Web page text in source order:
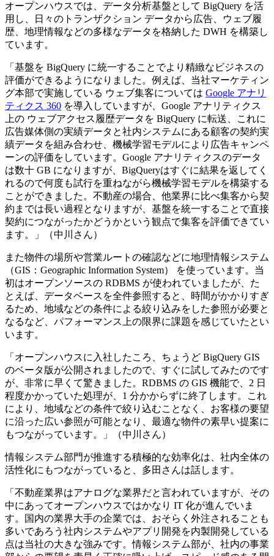
オープンハウスでは、データ分析基盤として BigQuery を活
用し、日々のトランザクション データから広告、ウェブ履
歴、地理情報などの多様なデータを格納した DWH を構築し
ています。
「基盤を BigQuery に統一することでより精緻なビジネスの
評価ができるようになりました。例えば、当社マーケティン
グ本部で実施している ウェブ集客については Google アナリ
ティクス 360 を導入していますが、Google アナリティクス
上の ウェブアクセス履歴データを BigQuery に転送、これに
広告媒体側の実績データと社内システムにある顧客の契約実
績データを組み合わせ、機械学習モデルにより広告キャンペ
ーンの評価をしています。Google アナリティクスのデータ
は数十 GB になりますが、BigQueryはすぐに結果を返してく
れるので何度も試行を重ねながら機械学習モデルを構築する
ことができました。不動産の場合、他業界に比べ集客から契
約までは長い過程となりますが、基盤を統一することで直接
契約につながったかどうかという観点で集客を評価できてい
ます。」（中川さん）
また物件の場所や営業ルートの確認などに地理情報システム
（GIS：Geographic Information System） を使っています。当
初はオープンソースの RDBMS が使われていましたが、た
とえば、データベースを全件参照すると、時間がかかりすぎ
るため、地域などの条件による絞り込みをした参照が必要と
なるなど、パフォーマンス上の限界に課題を感じていたとい
います。
「オープンハウスに入社したころ、ちょうど BigQuery GIS
のベータ版が公開されましたので、すぐに試してみたのです
が、非常に早くて驚きました。RDBMS の GIS 機能で、2 日
程度かかっていた処理が、1 分かからずに終了します。これ
により、地域などの条件で絞り込むことなく、お客様の要望
に沿った広い参照が可能となり、最適な物件の素早い提案に
もつながっています。」（中川さん）
情報システム部門が推進する積極的な効率化は、社内全体の
活性化にもつながっていると、多田さんは話します。
「不動産業界はアナログな業界だと言われていますが、その
中にあってオープンハウスではかなり IT 化が進んでいま
す。国内の業界大手の企業では、おそらく外注されることも
多いであろう社内システムやアプリ開発を内製開発している
点は当社の大きな強みです。情報システム部が、社内の事業